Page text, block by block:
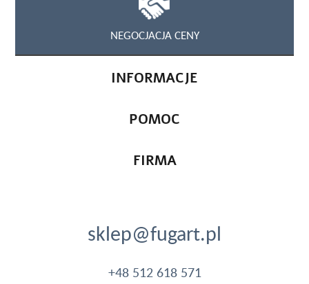
NEGOCJACJA CENY
INFORMACJE
POMOC
FIRMA
sklep@fugart.pl
+48 512 618 571